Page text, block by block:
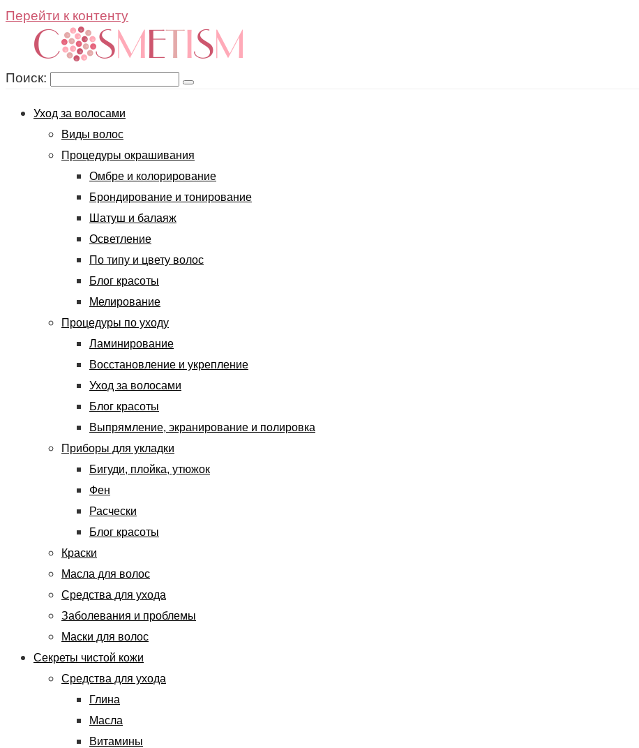
Перейти к контенту
Поиск:
Уход за волосами
Виды волос
Процедуры окрашивания
Омбре и колорирование
Брондирование и тонирование
Шатуш и балаяж
Осветление
По типу и цвету волос
Блог красоты
Мелирование
Процедуры по уходу
Ламинирование
Восстановление и укрепление
Уход за волосами
Блог красоты
Выпрямление, экранирование и полировка
Приборы для укладки
Бигуди, плойка, утюжок
Фен
Расчески
Блог красоты
Краски
Масла для волос
Средства для ухода
Заболевания и проблемы
Маски для волос
Секреты чистой кожи
Средства для ухода
Глина
Масла
Витамины